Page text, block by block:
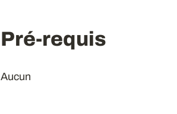
Pré-requis
Aucun